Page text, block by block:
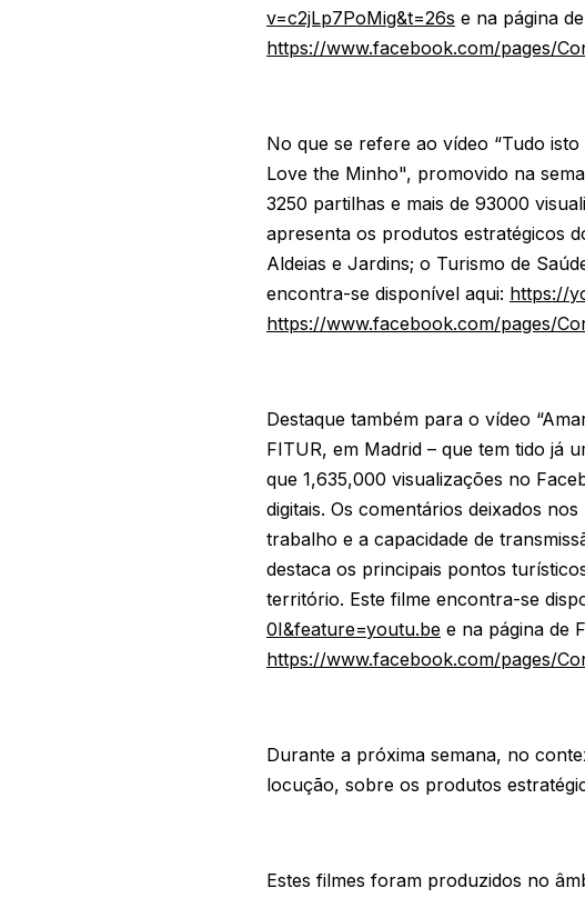
v=c2jLp7PoMig&t=26s e na página
https://www.facebook.com/pages/
No que se refere ao vídeo “Tudo
Love the Minho", promovido na
3250 partilhas e mais de 93000
apresenta os produtos estratégicos
Aldeias e Jardins; o Turismo de
encontra-se disponível aqui: https://
https://www.facebook.com/pages/
Destaque também para o vídeo
FITUR, em Madrid – que tem tido já
que 1,635,000 visualizações no
digitais. Os comentários deixados
trabalho e a capacidade de
destaca os principais pontos
território. Este filme encontra-se
0I&feature=youtu.be e na página de
https://www.facebook.com/pages/
Durante a próxima semana, no
locução, sobre os produtos
Estes filmes foram produzidos no